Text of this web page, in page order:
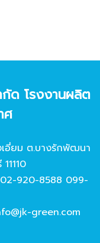
ด โรงงานผลิต
ศ
อี่ยม ต.บางรักพัฒนา
02-920-8588 099-
green.com